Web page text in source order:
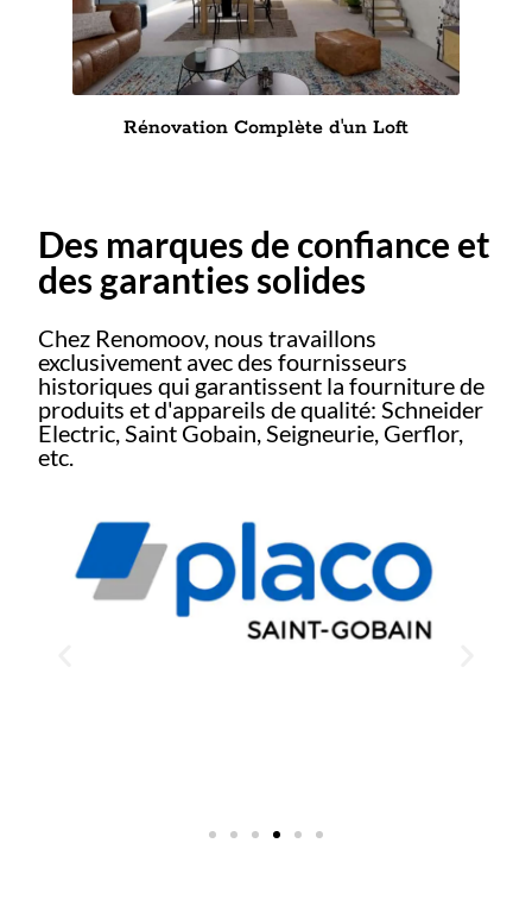
Rénovation Complète d'un Loft
Des marques de confiance et
des garanties solides
Chez Renomoov, nous travaillons
exclusivement avec des fournisseurs
historiques qui garantissent la fourniture de
produits et d'appareils de qualité: Schneider
Electric, Saint Gobain, Seigneurie, Gerflor,
etc.